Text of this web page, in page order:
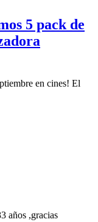
5 pack de
en cines! El
años ,gracias